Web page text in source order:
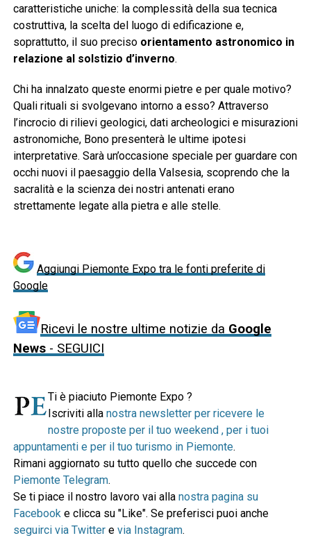
caratteristiche uniche: la complessità della sua tecnica
costruttiva, la scelta del luogo di edificazione e,
soprattutto, il suo preciso orientamento astronomico in
relazione al solstizio d’inverno.
Chi ha innalzato queste enormi pietre e per quale motivo?
Quali rituali si svolgevano intorno a esso? Attraverso
l’incrocio di rilievi geologici, dati archeologici e misurazioni
astronomiche, Bono presenterà le ultime ipotesi
interpretative. Sarà un’occasione speciale per guardare con
occhi nuovi il paesaggio della Valsesia, scoprendo che la
sacralità e la scienza dei nostri antenati erano
strettamente legate alla pietra e alle stelle.
Aggiungi Piemonte Expo tra le fonti preferite di
Google
Ricevi le nostre ultime notizie da Google
News- SEGUICI
Ti è piaciuto Piemonte Expo ?
Iscriviti alla nostra newsletter per ricevere le
nostre proposte per il tuo weekend , per i tuoi
appuntamenti e per il tuo turismo in Piemonte.
Rimani aggiornato su tutto quello che succede con
Piemonte Telegram.
Se ti piace il nostro lavoro vai alla nostra pagina su
Facebooke clicca su "Like". Se preferisci puoi anche
seguirci via Twittere via Instagram.